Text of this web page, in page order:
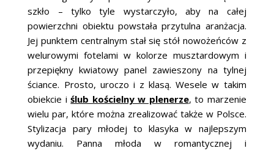
szkło – tylko tyle wystarczyło, aby na całej
powierzchni obiektu powstała przytulna aranżacja.
Jej punktem centralnym stał się stół nowożeńców z
welurowymi fotelami w kolorze musztardowym i
przepiękny kwiatowy panel zawieszony na tylnej
ściance. Prosto, uroczo i z klasą. Wesele w takim
obiekcie iślub kościelny w plenerze, to marzenie
wielu par, które można zrealizować także w Polsce.
Stylizacja pary młodej to klasyka w najlepszym
wydaniu. Panna młoda w romantycznej i